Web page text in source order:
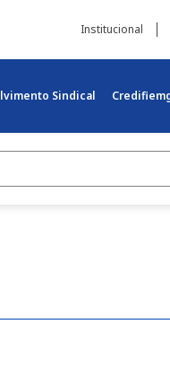
Institucional
Sindical